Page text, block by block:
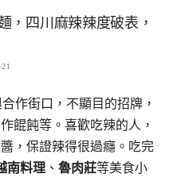
，四川麻辣辣度破表，
作街口，不顯目的招牌，
餛飩等。喜歡吃辣的人，
，保證辣得很過癮。吃完
南料理 、 魯肉莊等美食小